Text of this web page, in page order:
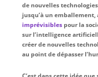
de nouvelles
jusqu’à un emballement,
imprévisiblespour la
sur l’intelligence
créer de nouvelles
au point de dépasser